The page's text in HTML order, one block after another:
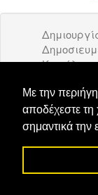
Με την
αποδέχεστε
σημαντικά την
©